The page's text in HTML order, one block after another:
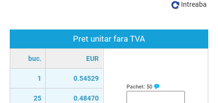
Pret unitar fara TVA
buc. EUR
1 0.54529
25 0.48470
Pachet: 50
Intreaba